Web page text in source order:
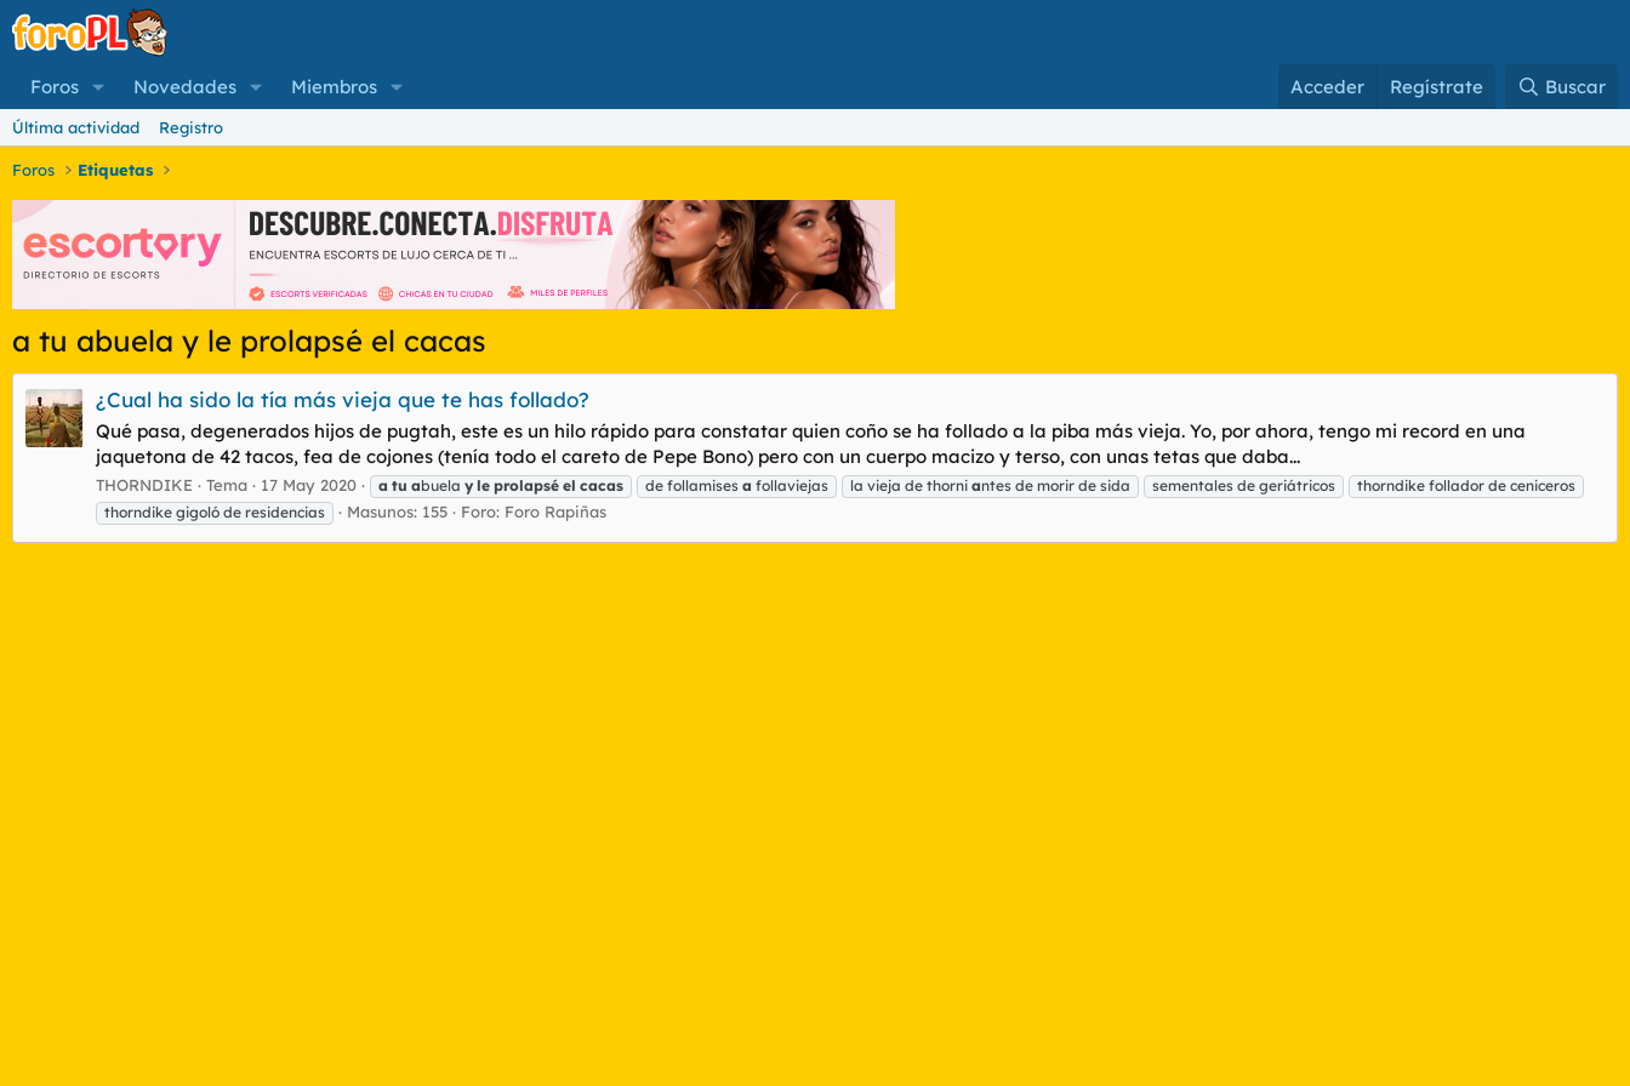
Foros Novedades Miembros Acceder Regístrate Buscar
Última actividad Registro
Foros Etiquetas
a tu abuela y le prolapsé el cacas
¿Cual ha sido la tía más vieja que te has follado?
Qué pasa, degenerados hijos de pugtah, este es un hilo rápido para constatar quien coño se ha follado a la piba más vieja. Yo, por ahora, tengo mi record en una
jaquetona de 42 tacos, fea de cojones (tenía todo el careto de Pepe Bono) pero con un cuerpo macizo y terso, con unas tetas que daba...
THORNDIKE Tema 17 May 2020 a tu abuela y le prolapsé el cacas de follamises a follaviejas la vieja de thorni antes de morir de sida sementales de geriátricos
thorndike follador de ceniceros
thorndike gigoló de residencias
Masunos: 155 Foro: Foro Rapiñas